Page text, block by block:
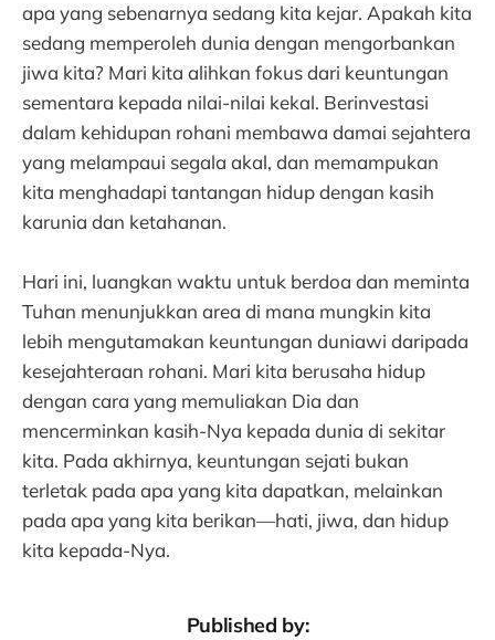
apa yang sebenarnya sedang kita kejar. Apakah kita
sedang memperoleh dunia dengan mengorbankan
jiwa kita? Mari kita alihkan fokus dari keuntungan
sementara kepada nilai-nilai kekal. Berinvestasi
dalam kehidupan rohani membawa damai sejahtera
yang melampaui segala akal, dan memampukan
kita menghadapi tantangan hidup dengan kasih
karunia dan ketahanan.
Hari ini, luangkan waktu untuk berdoa dan meminta
Tuhan menunjukkan area di mana mungkin kita
lebih mengutamakan keuntungan duniawi daripada
kesejahteraan rohani. Mari kita berusaha hidup
dengan cara yang memuliakan Dia dan
mencerminkan kasih-Nya kepada dunia di sekitar
kita. Pada akhirnya, keuntungan sejati bukan
terletak pada apa yang kita dapatkan, melainkan
pada apa yang kita berikan—hati, jiwa, dan hidup
kita kepada-Nya.
Published by: